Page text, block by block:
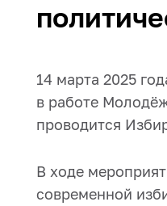
14 марта 2025
в работе
проводится
В ходе
современной